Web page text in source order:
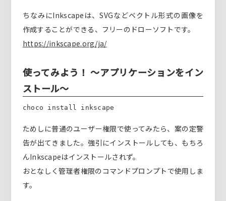
ちなみにInkscapeは、SVGなどベクトル形式の画像を
作成することができる、フリーのドローソフトです。
https://inkscape.org/ja/
使ってみよう！ ～アプリケーションをイン
ストール～
ためしに普通のユーザー権限で使ってみたら、案の定警
告が出てきました。強引にインストールしても、もちろ
んInkscapeはインストールされず。
おとなしく管理者権限のコマンドプロンプトで使用しま
す。